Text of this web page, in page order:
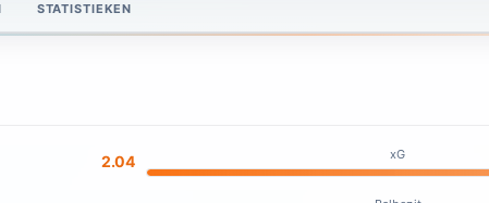
STATISTIEKEN
2.04 xG